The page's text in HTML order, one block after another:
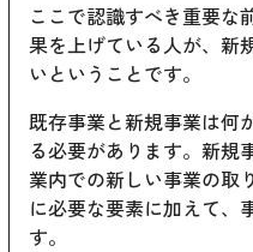
ここで認識すべき重要な
果を上げている人が、新
いということです。
既存事業と新規事業は何
る必要があります。新規
業内での新しい事業の取
に必要な要素に加えて、
す。